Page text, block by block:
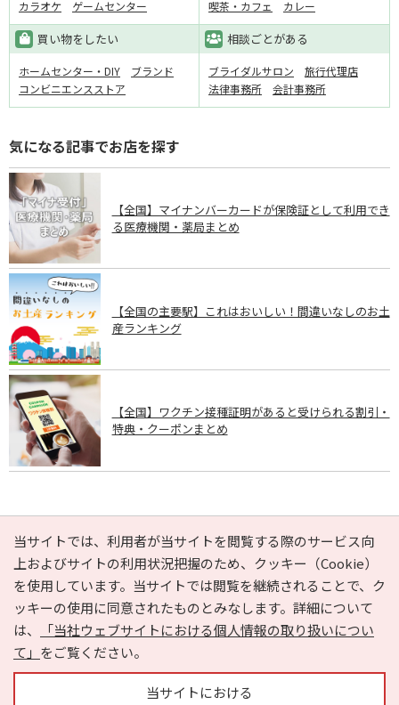
カラオケ
ゲームセンター
喫茶・カフェ
カレー
買い物をしたい
ホームセンター・DIY
ブランド
コンビニエンスストア
相談ごとがある
ブライダルサロン
旅行代理店
法律事務所
会計事務所
気になる記事でお店を探す
【全国】マイナンバーカードが保険証として利用でき
る医療機関・薬局まとめ
【全国の主要駅】これはおいしい！間違いなしのお土
産ランキング
【全国】ワクチン接種証明があると受けられる割引・
特典・クーポンまとめ
PAGE TOP
当サイトでは、利用者が当サイトを閲覧する際のサービス向
上およびサイトの利用状況把握のため、クッキー（Cookie）
を使用しています。当サイトでは閲覧を継続されることで、ク
ッキーの使用に同意されたものとみなします。詳細について
は、
「当社ウェブサイトにおける個人情報の取り扱いについ
て」 をご覧ください。
当サイトにおける
e-NAVITA（イーナビタ）とは？ お気に入り
ヘルプ
利用規約
個人情報の取り扱いについて
運営会社
サイトマップ
広告掲載に関するお問い合わせ